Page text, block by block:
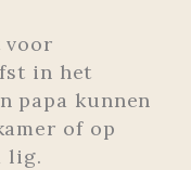
voor
in het
papa kunnen
of op
lig.